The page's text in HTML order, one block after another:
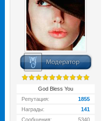
God Bless You
Репутация:
1855
Награды:
141
Сообщения:
5340